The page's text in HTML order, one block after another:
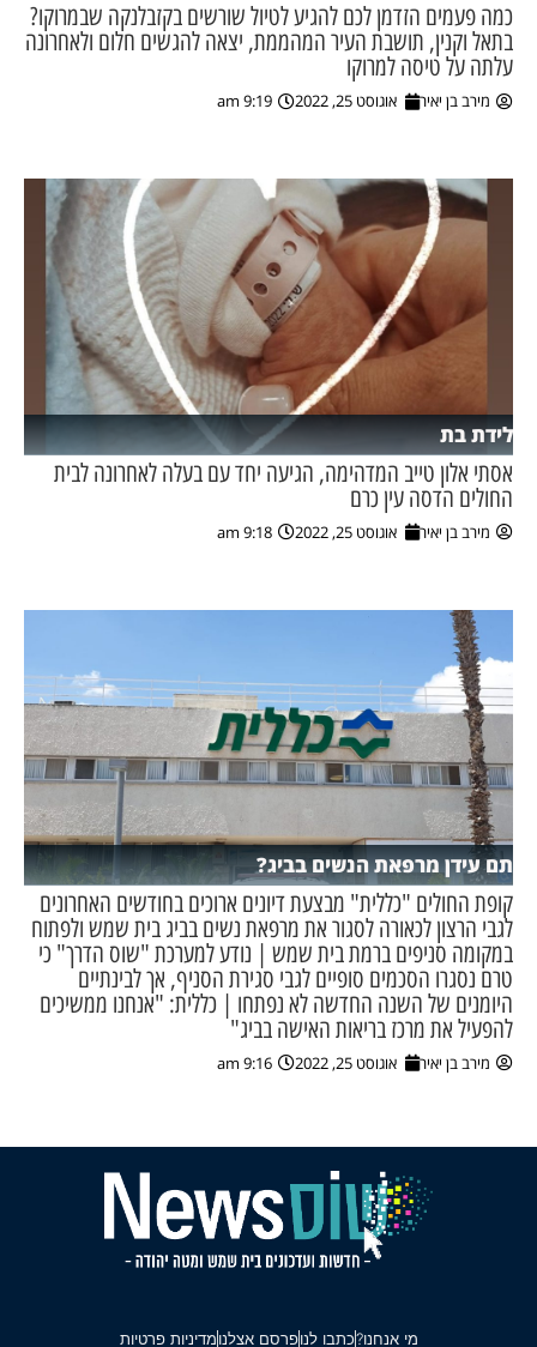
כמה פעמים הזדמן לכם להגיע לטיול שורשים בקזבלנקה שבמרוקו?
בתאל וקנין, תושבת העיר המהממת, יצאה להגשים חלום ולאחרונה
עלתה על טיסה למרוקו
מירב בן יאיר אוגוסט 25, 2022 9:19 am
לידת בת
אסתי אלון טייב המדהימה, הגיעה יחד עם בעלה לאחרונה לבית
החולים הדסה עין כרם
מירב בן יאיר אוגוסט 25, 2022 9:18 am
תם עידן מרפאת הנשים בביג?
קופת החולים "כללית" מבצעת דיונים ארוכים בחודשים האחרונים
לגבי הרצון לכאורה לסגור את מרפאת נשים בביג בית שמש ולפתוח
במקומה סניפים ברמת בית שמש | נודע למערכת "שוס הדרך" כי
טרם נסגרו הסכמים סופיים לגבי סגירת הסניף, אך לבינתיים
היומנים של השנה החדשה לא נפתחו | כללית: "אנחנו ממשיכים
להפעיל את מרכז בריאות האישה בביג"
מירב בן יאיר אוגוסט 25, 2022 9:16 am
מי אנחנו?כתבו לנופרסם אצלנומדיניות פרטיות